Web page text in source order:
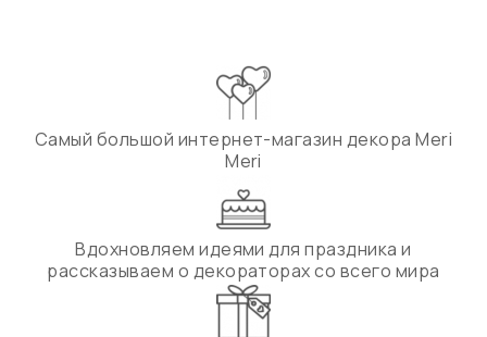
Самый большой интернет-магазин декора Meri
Meri
Вдохновляем идеями для праздника и
рассказываем о декораторах со всего мира